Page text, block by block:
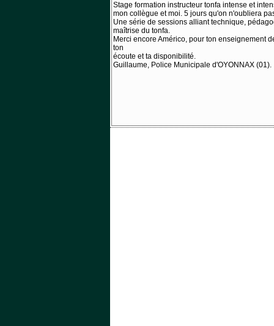
Stage formation instructeur tonfa intense et
mon collègue et moi. 5 jours qu'on n'oubliera
Une série de sessions alliant technique,
maîtrise du tonfa.
Merci encore Américo, pour ton enseignement
ton
écoute et ta disponibilité.
Guillaume, Police Municipale d'OYONNAX (01).